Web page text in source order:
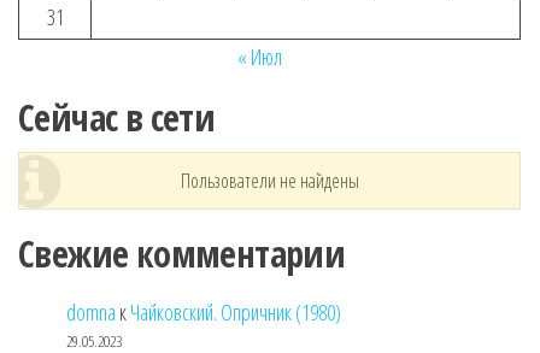
31
« Июл
Сейчас в сети
Пользователи не найдены
Свежие комментарии
domna кЧайковский. Опричник (1980)
29.05.2023